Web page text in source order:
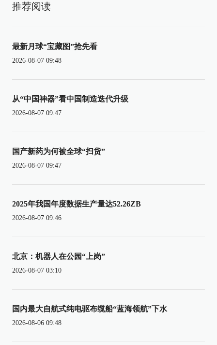
推荐阅读
最新月球“宝藏图”抢先看
2026-08-07 09:48
从“中国神器”看中国制造迭代升级
2026-08-07 09:47
国产新药为何被全球“扫货”
2026-08-07 09:47
2025年我国年度数据生产量达52.26ZB
2026-08-07 09:46
北京：机器人在公园“上岗”
2026-08-07 03:10
国内最大自航式纯电驱布缆船“蓝海领航”下水
2026-08-06 09:48